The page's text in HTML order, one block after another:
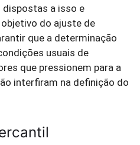
dispostas a isso e
do ajuste de
que a determinação
usuais de
que pressionem para a
interfiram na definição do